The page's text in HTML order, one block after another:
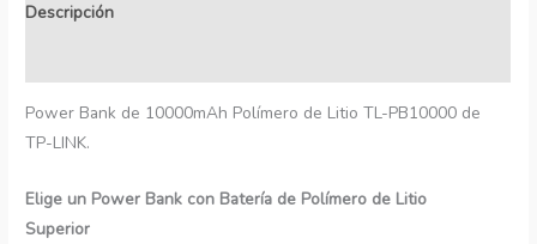
Descripción
Power Bank de 10000mAh Polímero de Litio TL-PB10000 de
TP-LINK.
Elige un Power Bank con Batería de Polímero de Litio
Superior